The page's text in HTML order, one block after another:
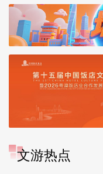
文游热点